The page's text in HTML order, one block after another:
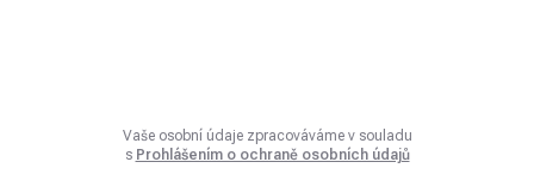
Vaše osobní údaje zpracováváme v souladu
s Prohlášením o ochraně osobních údajů